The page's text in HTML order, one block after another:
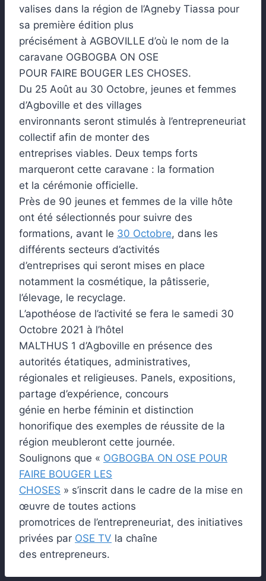
valises dans la région de l’Agneby Tiassa pour
sa première édition plus
précisément à AGBOVILLE d’où le nom de la
caravane OGBOGBA ON OSE
POUR FAIRE BOUGER LES CHOSES.
Du 25 Août au 30 Octobre, jeunes et femmes
d’Agboville et des villages
environnants seront stimulés à l’entrepreneuriat
collectif afin de monter des
entreprises viables. Deux temps forts
marqueront cette caravane : la formation
et la cérémonie officielle.
Près de 90 jeunes et femmes de la ville hôte
ont été sélectionnés pour suivre des
formations, avant le 30 Octobre, dans les
différents secteurs d’activités
d’entreprises qui seront mises en place
notamment la cosmétique, la pâtisserie,
l’élevage, le recyclage.
L’apothéose de l’activité se fera le samedi 30
Octobre 2021 à l’hôtel
MALTHUS 1 d’Agboville en présence des
autorités étatiques, administratives,
régionales et religieuses. Panels, expositions,
partage d’expérience, concours
génie en herbe féminin et distinction
honorifique des exemples de réussite de la
région meubleront cette journée.
Soulignons que « OGBOGBA ON OSE POUR
FAIRE BOUGER LES
CHOSES » s’inscrit dans le cadre de la mise en
œuvre de toutes actions
promotrices de l’entrepreneuriat, des initiatives
privées par OSE TV la chaîne
des entrepreneurs.